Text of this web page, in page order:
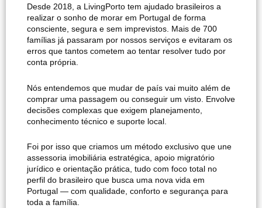
Desde 2018, a LivingPorto tem ajudado brasileiros a
realizar o sonho de morar em Portugal de forma
consciente, segura e sem imprevistos. Mais de 700
famílias já passaram por nossos serviços e evitaram os
erros que tantos cometem ao tentar resolver tudo por
conta própria.
Nós entendemos que mudar de país vai muito além de
comprar uma passagem ou conseguir um visto. Envolve
decisões complexas que exigem planejamento,
conhecimento técnico e suporte local.
Foi por isso que criamos um método exclusivo que une
assessoria imobiliária estratégica, apoio migratório
jurídico e orientação prática, tudo com foco total no
perfil do brasileiro que busca uma nova vida em
Portugal — com qualidade, conforto e segurança para
toda a família.